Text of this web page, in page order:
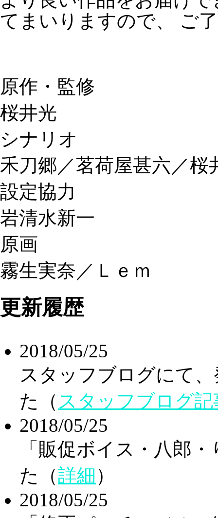
てまいりますので、 ご
原作・監修
桜井光
シナリオ
禾刀郷／茗荷屋甚六／桜
設定協力
岩清水新一
原画
霧生実奈／Ｌｅｍ
更新履歴
2018/05/25
スタッフブログにて
た（ スタッフブログ記
2018/05/25
「販促ボイス・八郎
た（詳細 ）
2018/05/25